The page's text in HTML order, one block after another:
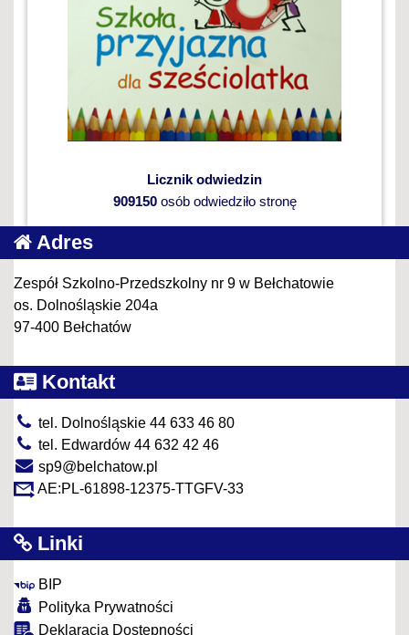
Licznik odwiedzin
909150osób odwiedziło stronę
Adres
Zespół Szkolno-Przedszkolny nr 9 w Bełchatowie
os. Dolnośląskie 204a
97-400 Bełchatów
Kontakt
tel. Dolnośląskie 44 633 46 80
tel. Edwardów 44 632 42 46
sp9@belchatow.pl
AE:PL-61898-12375-TTGFV-33
Linki
BIP
Polityka Prywatności
Deklaracja Dostępności